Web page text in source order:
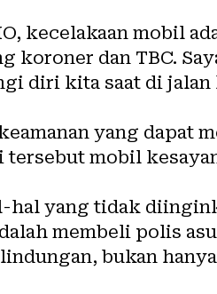
kecelakaan mobil
koroner dan TBC.
diri kita saat di jalan
yang dapat
tersebut mobil
yang tidak
membeli polis
bukan